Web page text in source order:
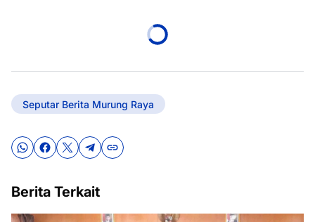
Seputar Berita Murung Raya
Berita Terkait